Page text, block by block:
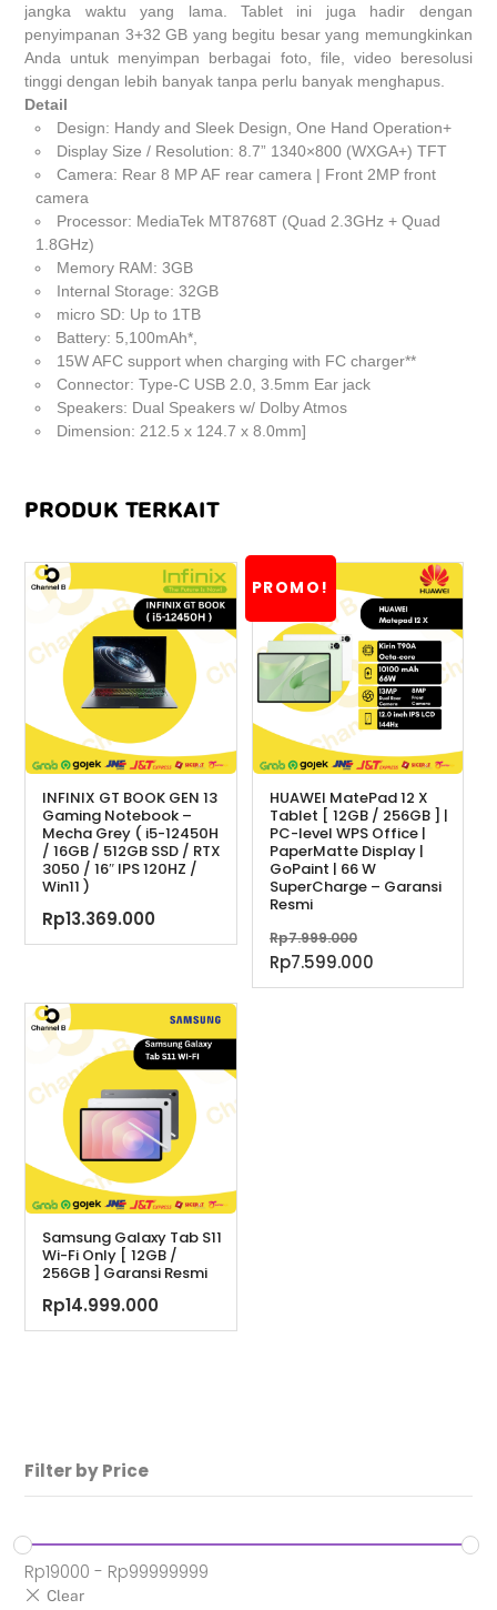
jangka waktu yang lama. Tablet ini juga hadir dengan
penyimpanan 3+32 GB yang begitu besar yang memungkinkan
Anda untuk menyimpan berbagai foto, file, video beresolusi
tinggi dengan lebih banyak tanpa perlu banyak menghapus.
Detail
Design: Handy and Sleek Design, One Hand Operation+
Display Size / Resolution: 8.7” 1340×800 (WXGA+) TFT
Camera: Rear 8 MP AF rear camera | Front 2MP front
camera
Processor: MediaTek MT8768T (Quad 2.3GHz + Quad
1.8GHz)
Memory RAM: 3GB
Internal Storage: 32GB
micro SD: Up to 1TB
Battery: 5,100mAh*,
15W AFC support when charging with FC charger**
Connector: Type-C USB 2.0, 3.5mm Ear jack
Speakers: Dual Speakers w/ Dolby Atmos
Dimension: 212.5 x 124.7 x 8.0mm]
PRODUK TERKAIT
INFINIX GT BOOK GEN 13
Gaming Notebook –
Mecha Grey ( i5-12450H
/ 16GB / 512GB SSD / RTX
3050 / 16″ IPS 120HZ /
Win11 )
Rp13.369.000
PROMO!
HUAWEI MatePad 12 X
Tablet [ 12GB / 256GB ] |
PC-level WPS Office |
PaperMatte Display |
GoPaint | 66 W
SuperCharge – Garansi
Resmi
Rp7.999.000
aslinya
adalah:
Rp7.599.000Harga
saat
Samsung Galaxy Tab S11
Wi-Fi Only [ 12GB /
256GB ] Garansi Resmi
Rp14.999.000
Filter by Price
Rp19000 - Rp99999999